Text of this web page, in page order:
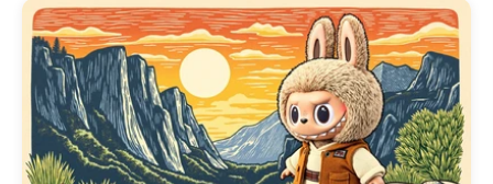
labubu para androidcomo para
fondos de pantalla animados
labubu para iphone,
un rendimiento óptimo en todos
dispositivos. Descubre
animaciones encantadoras, como
ungif de fondo de pantalla